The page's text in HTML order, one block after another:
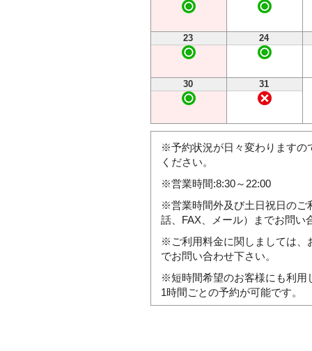
23 24
30 31
※予約状況が日々変わりますの
ください。
※営業時間:8:30～22:00
※営業時間外及び土日祝日のご
話、FAX、メール）までお問い
※ご利用料金に関しましては、
でお問い合わせ下さい。
※短時間希望のお客様にも利用
1時間ごとの予約が可能です。